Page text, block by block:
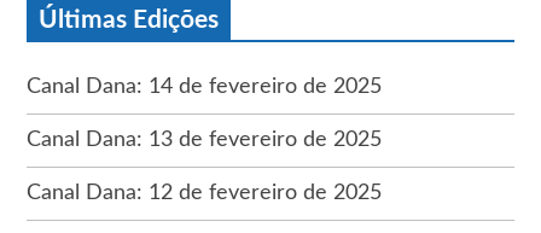
Últimas Edições
Canal Dana: 14 de fevereiro de 2025
Canal Dana: 13 de fevereiro de 2025
Canal Dana: 12 de fevereiro de 2025